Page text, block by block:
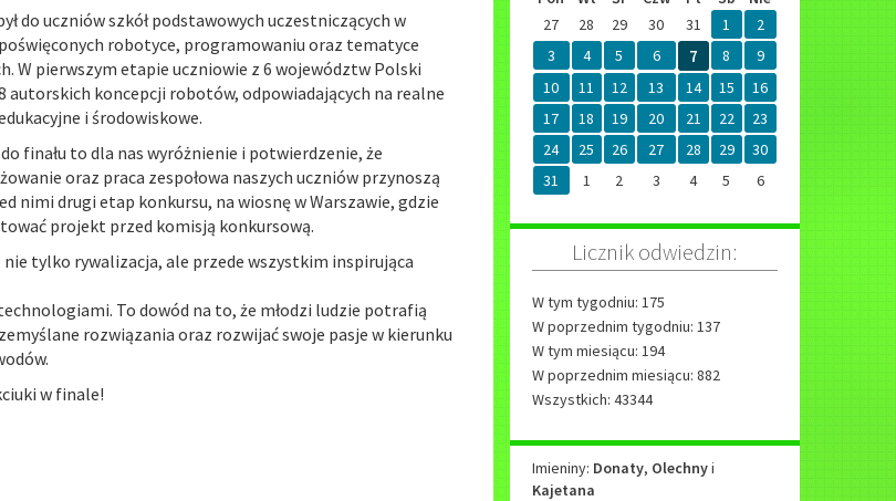
do uczniów szkół podstawowych uczestniczących w
robotyce, programowaniu oraz tematyce
W pierwszym etapie uczniowie z 6 województw Polski
autorskich koncepcji robotów, odpowiadających na realne
i środowiskowe.
finału to dla nas wyróżnienie i potwierdzenie, że
oraz praca zespołowa naszych uczniów przynoszą
nimi drugi etap konkursu, na wiosnę w Warszawie, gdzie
projekt przed komisją konkursową.
nie tylko rywalizacja, ale przede wszystkim inspirująca
To dowód na to, że młodzi ludzie potrafią
rozwiązania oraz rozwijać swoje pasje w kierunku
w finale!
27
28 29 30 31 1
2
3
4 5 6 7 8
9
10
11 12 13 14 15
16
17
18 19 20 21 22
23
24
25 26 27 28 29
30
31
1 2 3 4 5 6
Licznik odwiedzin:
W tym tygodniu: 175
W poprzednim tygodniu: 137
W tym miesiącu: 194
W poprzednim miesiącu: 882
Wszystkich: 43344
Imieniny
Imieniny: Donaty, Olechnyi
Kajetana